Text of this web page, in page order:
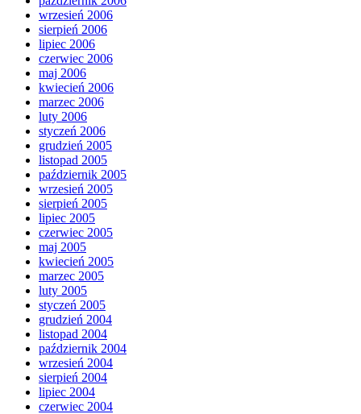
wrzesień 2006
sierpień 2006
lipiec 2006
czerwiec 2006
maj 2006
kwiecień 2006
marzec 2006
luty 2006
styczeń 2006
grudzień 2005
listopad 2005
październik 2005
wrzesień 2005
sierpień 2005
lipiec 2005
czerwiec 2005
maj 2005
kwiecień 2005
marzec 2005
luty 2005
styczeń 2005
grudzień 2004
listopad 2004
październik 2004
wrzesień 2004
sierpień 2004
lipiec 2004
czerwiec 2004